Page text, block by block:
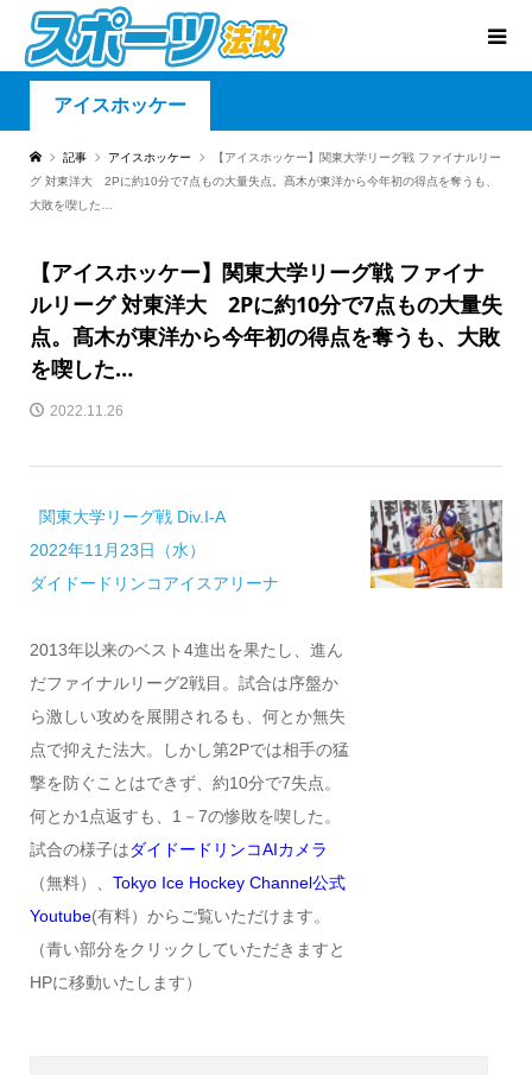
アイスホッケー
記事 アイスホッケー
【アイスホッケー】関東大学リーグ戦 ファイナルリー
グ 対東洋大 2Pに約10分で7点もの大量失点。髙木が東洋から今年初の得点を奪うも、
大敗を喫した…
【アイスホッケー】関東大学リーグ戦 ファイナ
ルリーグ 対東洋大 2Pに約10分で7点もの大量失
点。髙木が東洋から今年初の得点を奪うも、大敗
を喫した…
2022.11.26
関東大学リーグ戦 Div.I-A
2022年11月23日（水）
ダイドードリンコアイスアリーナ
2013年以来のベスト4進出を果たし、進ん
だファイナルリーグ2戦目。試合は序盤か
ら激しい攻めを展開されるも、何とか無失
点で抑えた法大。しかし第2Pでは相手の猛
撃を防ぐことはできず、約10分で7失点。
何とか1点返すも、1－7の惨敗を喫した。
試合の様子はダイドードリンコAIカメラ
（無料）、 Tokyo Ice Hockey Channel公式
Youtube(有料）からご覧いただけます。
（青い部分をクリックしていただきますと
HPに移動いたします）